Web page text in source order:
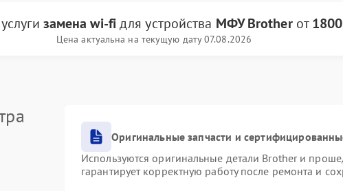
замена wi-fiдля устройства МФУ Brotherот
Цена актуальна на текущую дату 07.08.2026
Оригинальные запчасти и
Используются оригинальные детали Brother и
гарантирует корректную работу после ремонта и